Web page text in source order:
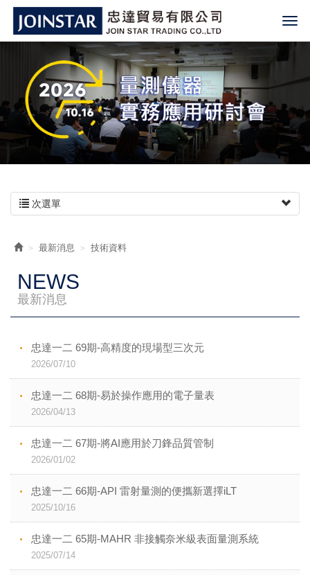
次選單
最新消息 技術資料
NEWS
最新消息
忠達一二 69期-高精度的現場型三次元
2026/07/10
忠達一二 68期-易於操作應用的電子量表
2026/04/13
忠達一二 67期-將AI應用於刀鋒品質管制
2026/01/02
忠達一二 66期-API 雷射量測的便攜新選擇iLT
2025/10/16
忠達一二 65期-MAHR 非接觸奈米級表面量測系統
2025/07/14